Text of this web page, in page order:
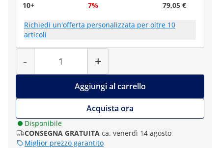
10+
7% 79,05 €
Richiedi un'offerta personalizzata per oltre 10
articoli
-
Quantità
+
Aggiungi al carrello
Acquista ora
Disponibile
CONSEGNA GRATUITA ca. venerdì 14 agosto
Miglior prezzo garantito